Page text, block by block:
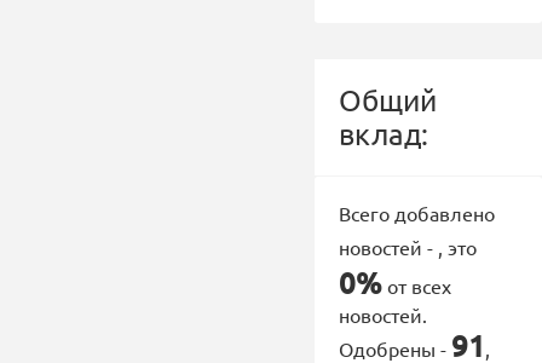
Общий
вклад:
Всего добавлено
новостей - , это
0% от всех
новостей.
Одобрены - 91 ,